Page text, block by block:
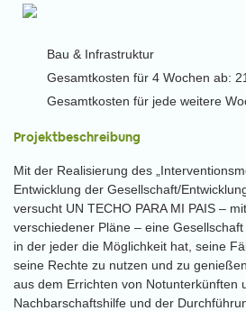
Bau & Infrastruktur
Gesamtkosten für 4 Wochen ab:
Gesamtkosten für jede weitere
Projektbeschreibung
Mit der Realisierung des
Entwicklung der Gesellschaft/
versucht UN TECHO PARA MI PAIS –
verschiedener Pläne – eine Gesellschaft
in der jeder die Möglichkeit hat, seine
seine Rechte zu nutzen und zu
aus dem Errichten von Notunterkünften
Nachbarschaftshilfe und der